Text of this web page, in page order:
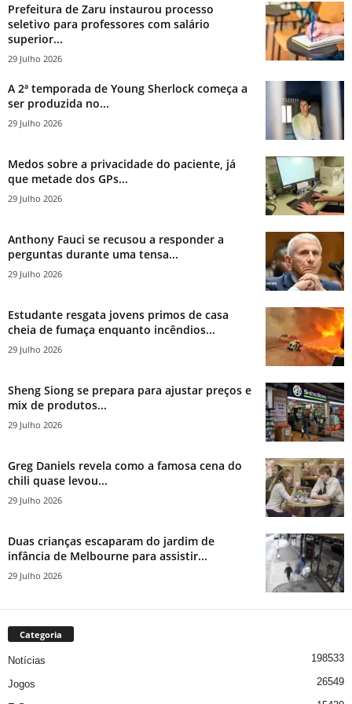
Prefeitura de Zaru instaurou processo
seletivo para professores com salário
superior...
29 Julho 2026
A 2ª temporada de Young Sherlock começa a
ser produzida no...
29 Julho 2026
Medos sobre a privacidade do paciente, já
que metade dos GPs...
29 Julho 2026
Anthony Fauci se recusou a responder a
perguntas durante uma tensa...
29 Julho 2026
Estudante resgata jovens primos de casa
cheia de fumaça enquanto incêndios...
29 Julho 2026
Sheng Siong se prepara para ajustar preços e
mix de produtos...
29 Julho 2026
Greg Daniels revela como a famosa cena do
chili quase levou...
29 Julho 2026
Duas crianças escaparam do jardim de
infância de Melbourne para assistir...
29 Julho 2026
Categoria
Notícias 198533
Jogos 26549